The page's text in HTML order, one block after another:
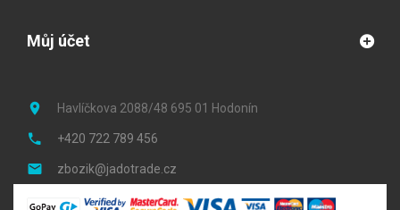
Můj účet
Havlíčkova 2088/48 695 01 Hodonín
+420 722 789 456
zbozik@jadotrade.cz